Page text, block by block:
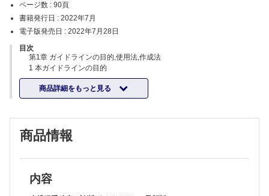
ページ数 : 90頁
書籍発行日 : 2022年7月
電子版発売日 : 2022年7月28日
目次
第1章 ガイドラインの目的,使用法,作成法
1 本ガイドラインの目的
2 本ガイドラインの使用法
3 本ガイドラインの作成法
4 エビデンスレベルと推奨グレード
第2章 用語の定義
1 腸重積症(intussusception)
4 非観血的整復(nonoperative reduction)
5 観血的整復(operative reduction)
商品詳細をもっと見る
商品情報
内容